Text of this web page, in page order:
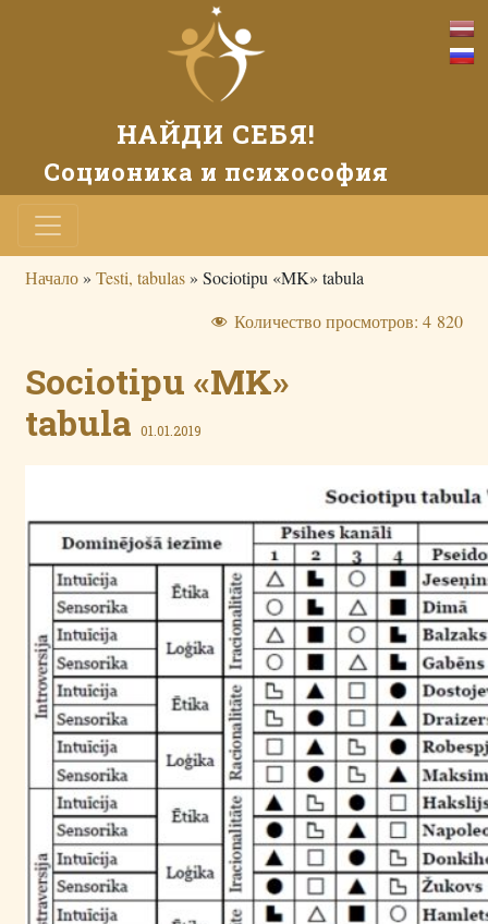
НАЙДИ СЕБЯ!
Соционика и психософия
Начало» Testi, tabulas» Sociotipu «MK» tabula
Количество просмотров: 4 820
Sociotipu «MK»
tabula 01.01.2019